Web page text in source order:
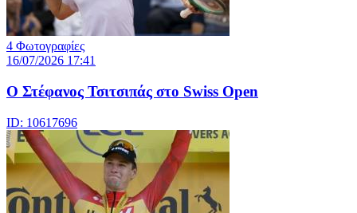
4 Φωτογραφίες
16/07/2026 17:41
Ο Στέφανος Τσιτσιπάς στο Swiss Open
ID: 10617696